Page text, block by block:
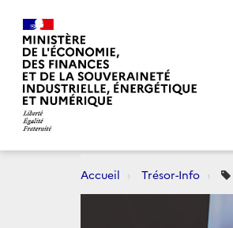
Accueil Trésor-Info